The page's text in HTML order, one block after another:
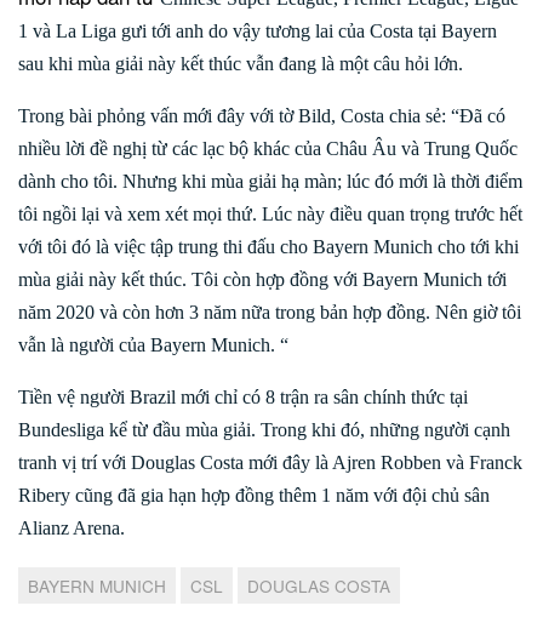
1 và La Liga gưi tới anh do vậy tương lai của Costa tại Bayern
sau khi mùa giải này kết thúc vẫn đang là một câu hỏi lớn.
Trong bài phỏng vấn mới đây với tờ Bild, Costa chia sẻ: “Đã có
nhiều lời đề nghị từ các lạc bộ khác của Châu Âu và Trung Quốc
dành cho tôi. Nhưng khi mùa giải hạ màn; lúc đó mới là thời điểm
tôi ngồi lại và xem xét mọi thứ. Lúc này điều quan trọng trước hết
với tôi đó là việc tập trung thi đấu cho Bayern Munich cho tới khi
mùa giải này kết thúc. Tôi còn hợp đồng với Bayern Munich tới
năm 2020 và còn hơn 3 năm nữa trong bản hợp đồng. Nên giờ tôi
vẫn là người của Bayern Munich. “
Tiền vệ người Brazil mới chỉ có 8 trận ra sân chính thức tại
Bundesliga kể từ đầu mùa giải. Trong khi đó, những người cạnh
tranh vị trí với Douglas Costa mới đây là Ajren Robben và Franck
Ribery cũng đã gia hạn hợp đồng thêm 1 năm với đội chủ sân
Alianz Arena.
BAYERN MUNICH CSL DOUGLAS COSTA